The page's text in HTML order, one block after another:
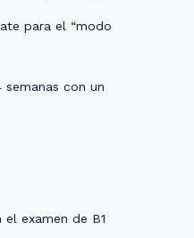
para el “modo
semanas con un
el examen de B1